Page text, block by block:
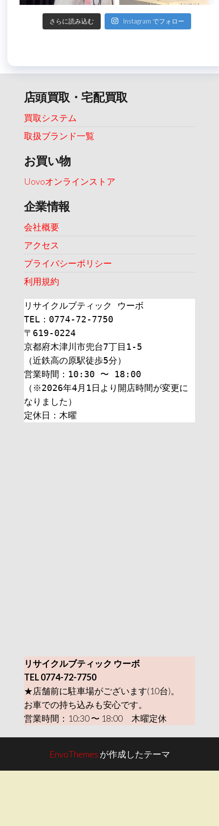
さらに読み込む Instagram でフォロー
店頭買取・宅配買取
買取システム
取扱ブランド一覧
お買い物
Uovoオンラインストア
企業情報
会社概要
アクセス
プライバシーポリシー
利用規約
リサイクルブティック ウーボ
TEL：0774-72-7750
〒619-0224
京都府木津川市兜台7丁目1-5
（近鉄高の原駅徒歩5分）
営業時間：10:30 〜 18:00
（※2026年4月1日より開店時間が変更に
なりました）
定休日：木曜
リサイクルブティック ウーボ
TEL 0774-72-7750
★店舗前に駐車場がございます(10台)。
お車での持ち込みも安心です。
営業時間：10:30 〜 18:00 木曜定休
EnvoThemes が作成したテーマ